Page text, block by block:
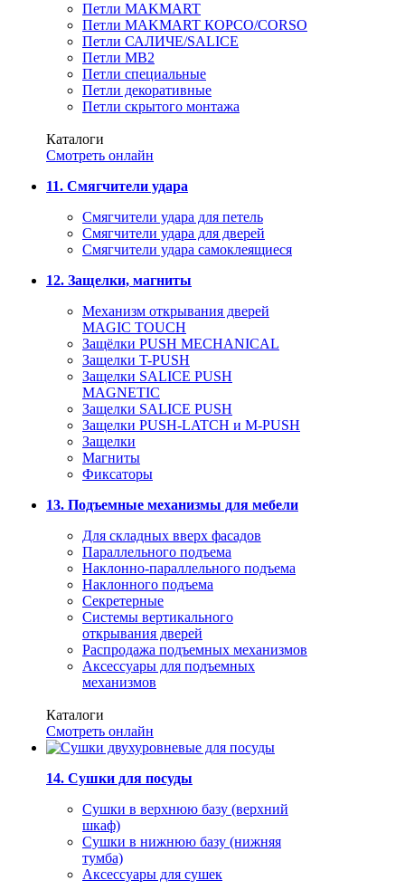
Петли MAKMART
Петли MAKMART КОРСО/CORSO
Петли САЛИЧЕ/SALICE
Петли MB2
Петли специальные
Петли декоративные
Петли скрытого монтажа
Каталоги
Смотреть онлайн
11. Смягчители удара
Смягчители удара для петель
Смягчители удара для дверей
Cмягчители удара самоклеящиеся
12. Защелки, магниты
Механизм открывания дверей
MAGIC TOUCH
Защёлки PUSH MECHANICAL
Защелки T-PUSH
Защелки SALICE PUSH
MAGNETIC
Защелки SALICE PUSH
Защелки PUSH-LATCH и M-PUSH
Защелки
Магниты
Фиксаторы
13. Подъемные механизмы для мебели
Для складных вверх фасадов
Параллельного подъема
Наклонно-параллельного подъема
Наклонного подъема
Секретерные
Системы вертикального
открывания дверей
Распродажа подъемных механизмов
Аксессуары для подъемных
механизмов
Каталоги
Смотреть онлайн
14. Сушки для посуды
Сушки в верхнюю базу (верхний
шкаф)
Сушки в нижнюю базу (нижняя
тумба)
Аксессуары для сушек